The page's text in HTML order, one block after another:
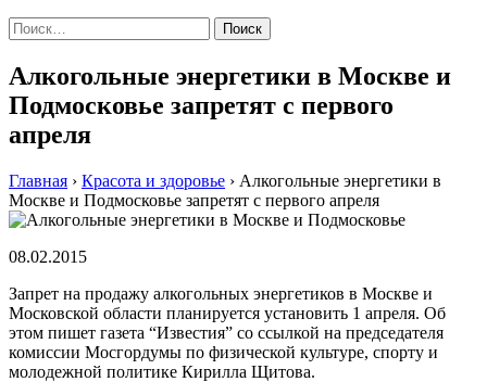
Найти:
Алкогольные энергетики в Москве и
Подмосковье запретят с первого
апреля
Главная › Красота и здоровье › Алкогольные энергетики в
Москве и Подмосковье запретят с первого апреля
08.02.2015
Запрет на продажу алкогольных энергетиков в Москве и
Московской области планируется установить 1 апреля. Об
этом пишет газета “Известия” со ссылкой на председателя
комиссии Мосгордумы по физической культуре, спорту и
молодежной политике Кирилла Щитова.